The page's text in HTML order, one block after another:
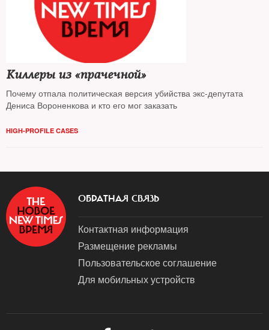
Киллеры из «прачечной»
Почему отпала политическая версия убийства экс-депутата
Дениса Вороненкова и кто его мог заказать
HIGH-PROFILE CASES
ОБРАТНАЯ СВЯЗЬ
Контактная информация
Размещение рекламы
Пользовательское соглашение
Для мобильных устройств